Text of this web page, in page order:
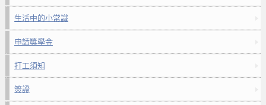
生活中的小常識
申請獎學金
打工須知
簽證